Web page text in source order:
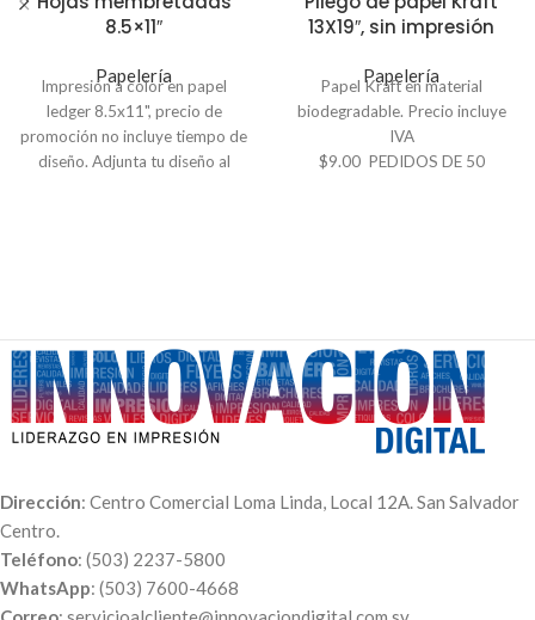
8.5×11″
Papelería
Impresión a color en papel
ledger 8.5x11", precio de
promoción no incluye tiempo de
diseño. Adjunta tu diseño al
13X19″, sin impresión
Papelería
Papel Kraft en material
biodegradable. Precio incluye
IVA
$9.00 PEDIDOS DE 50
otras cantidades puede
contactarnos a
o víaWhatsApp7600-4668
Dirección: Centro Comercial Loma Linda, Local 12A. San Salvador
Centro.
Teléfono: (503) 2237-5800
WhatsApp: (503) 7600-4668